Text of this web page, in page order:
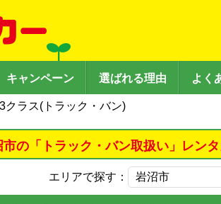
キャンペーン 選ばれる理由 よく
クラス(トラック・バン)
市の「トラック・バン取扱い」レンタ
エリアで探す：